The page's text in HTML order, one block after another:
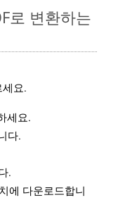
로 변환하는
요.
세요.
다.
.
에 다운로드합니